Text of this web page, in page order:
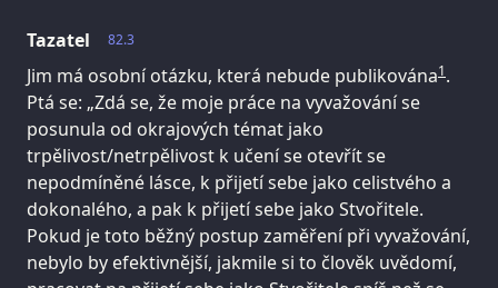
82.3
Tazatel
Jim má osobní otázku, která nebude publikována1.
Ptá se: „Zdá se, že moje práce na vyvažování se
posunula od okrajových témat jako
trpělivost/netrpělivost k učení se otevřít se
nepodmíněné lásce, k přijetí sebe jako celistvého a
dokonalého, a pak k přijetí sebe jako Stvořitele.
Pokud je toto běžný postup zaměření při vyvažování,
nebylo by efektivnější, jakmile si to člověk uvědomí,